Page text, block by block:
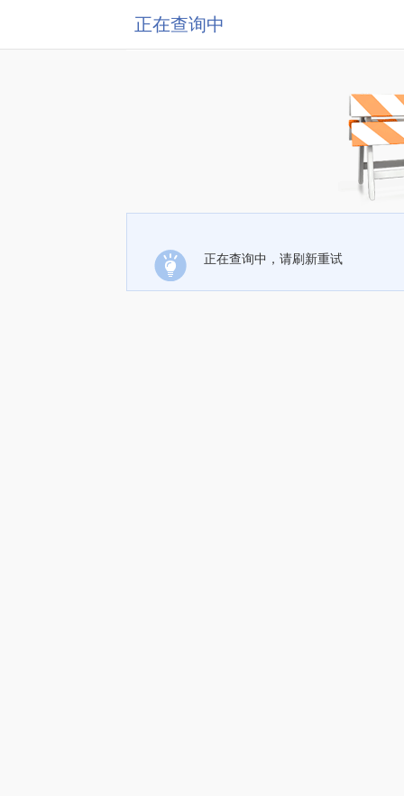
正在查询中
正在查询中，请刷新重试